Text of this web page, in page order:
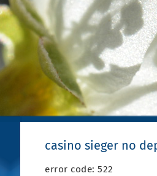
casino sieger no
error code: 522